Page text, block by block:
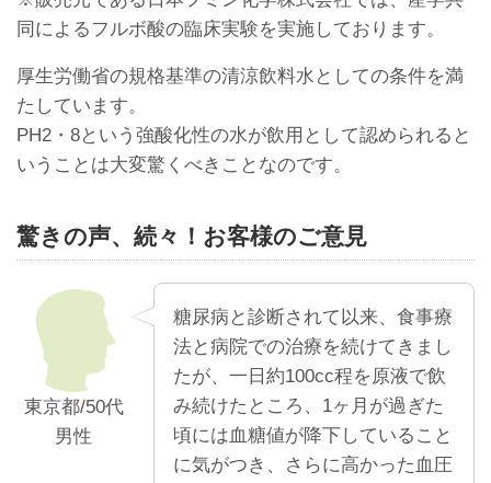
同によるフルボ酸の臨床実験を実施しております。
厚生労働省の規格基準の清涼飲料水としての条件を満
たしています。
PH2・8という強酸化性の水が飲用として認められると
いうことは大変驚くべきことなのです。
驚きの声、続々！お客様のご意見
東京都/50代
男性
糖尿病と診断されて以来、食事療
法と病院での治療を続けてきまし
たが、一日約100cc程を原液で飲
み続けたところ、1ヶ月が過ぎた
頃には血糖値が降下していること
に気がつき、さらに高かった血圧